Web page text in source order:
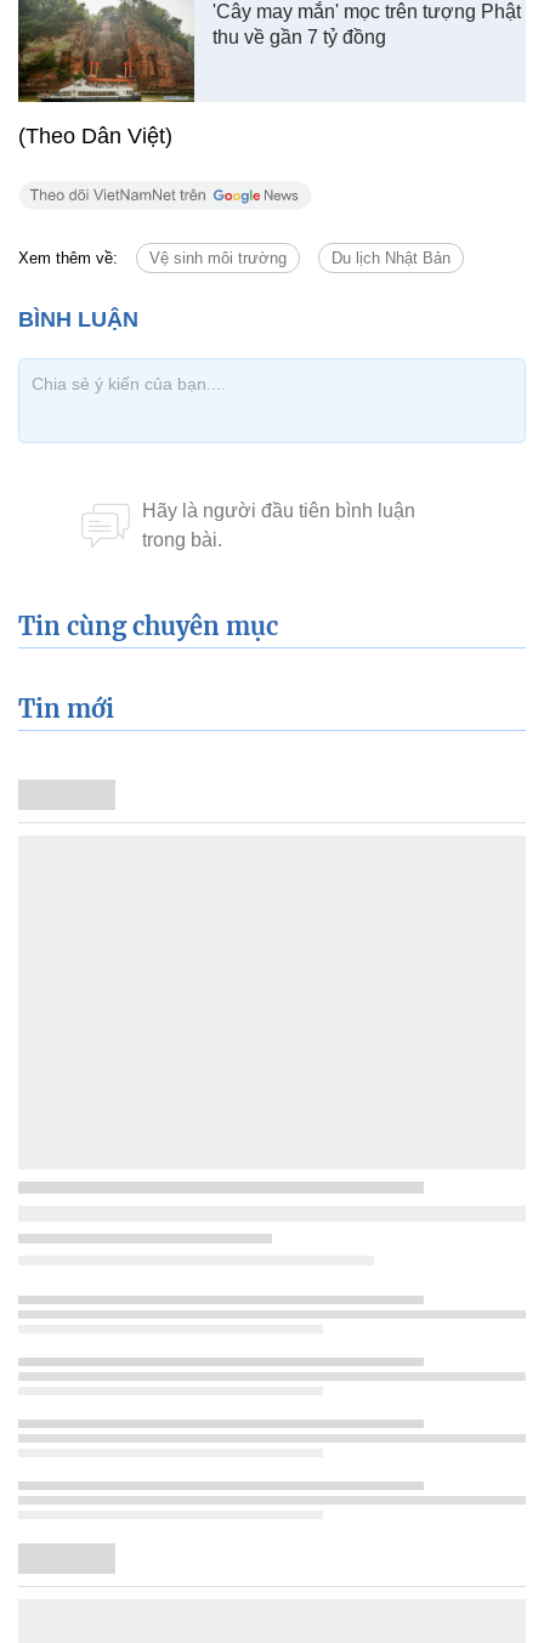
'Cây may mắn' mọc trên tượng Phật
thu về gần 7 tỷ đồng
(Theo Dân Việt)
Xem thêm về: Vệ sinh môi trường Du lịch Nhật Bản
Tin cùng chuyên mục
Tin mới